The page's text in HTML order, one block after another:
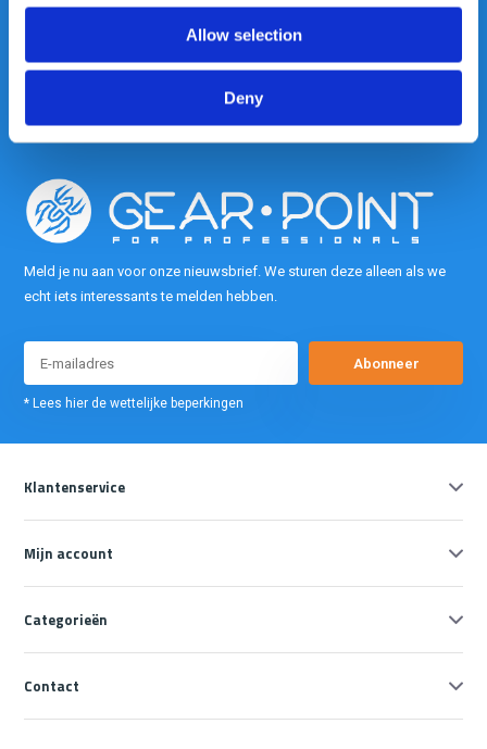
Allow selection
Deny
Out of the box met klanten meedenken
Meld je nu aan voor onze nieuwsbrief. We sturen deze alleen als we
echt iets interessants te melden hebben.
Abonneer
* Lees hier de wettelijke beperkingen
Klantenservice
Mijn account
Categorieën
Contact